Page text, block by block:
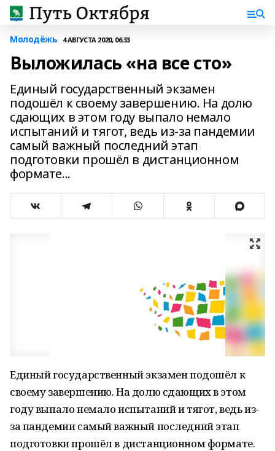
Молодёжь 4 АВГУСТА 2020, 06:33
Выложилась «на все сто»
Единый государственный экзамен
подошёл к своему завершению. На долю
сдающих в этом году выпало немало
испытаний и тягот, ведь из-за пандемии
самый важный последний этап
подготовки прошёл в дистанционном
формате...
Единый государственный экзамен подошёл к
своему завершению. На долю сдающих в этом
году выпало немало испытаний и тягот, ведь из-
за пандемии самый важный последний этап
подготовки прошёл в дистанционном формате.